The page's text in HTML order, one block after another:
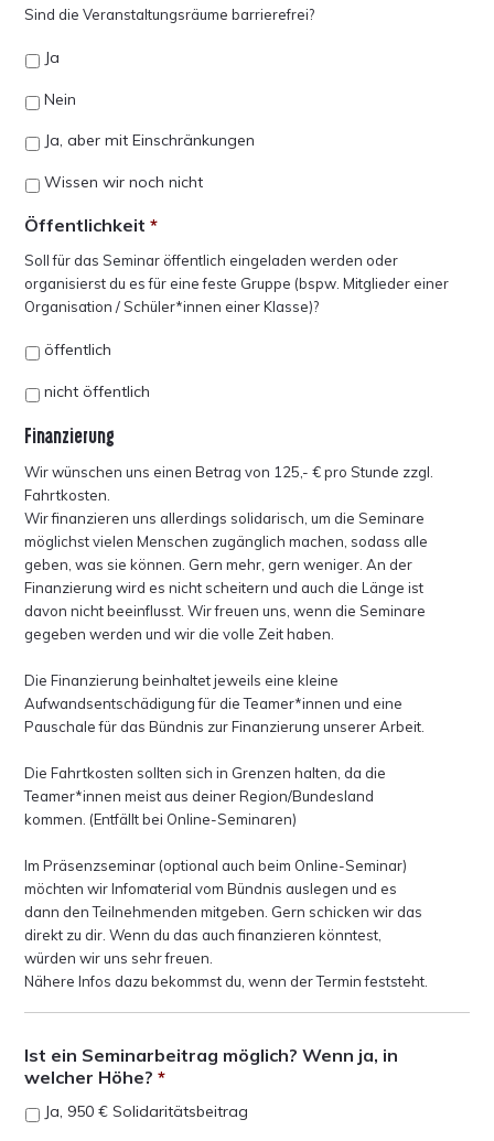
Sind die Veranstaltungsräume barrierefrei?
Ja
Nein
Ja, aber mit Einschränkungen
Wissen wir noch nicht
Öffentlichkeit *
Soll für das Seminar öffentlich eingeladen werden oder
organisierst du es für eine feste Gruppe (bspw. Mitglieder einer
Organisation / Schüler*innen einer Klasse)?
öffentlich
nicht öffentlich
Finanzierung
Wir wünschen uns einen Betrag von 125,- € pro Stunde zzgl.
Fahrtkosten.
Wir finanzieren uns allerdings solidarisch, um die Seminare
möglichst vielen Menschen zugänglich machen, sodass alle
geben, was sie können. Gern mehr, gern weniger. An der
Finanzierung wird es nicht scheitern und auch die Länge ist
davon nicht beeinflusst. Wir freuen uns, wenn die Seminare
gegeben werden und wir die volle Zeit haben.
Die Finanzierung beinhaltet jeweils eine kleine
Aufwandsentschädigung für die Teamer*innen und eine
Pauschale für das Bündnis zur Finanzierung unserer Arbeit.
Die Fahrtkosten sollten sich in Grenzen halten, da die
Teamer*innen meist aus deiner Region/Bundesland
kommen. (Entfällt bei Online-Seminaren)
Im Präsenzseminar (optional auch beim Online-Seminar)
möchten wir Infomaterial vom Bündnis auslegen und es
dann den Teilnehmenden mitgeben. Gern schicken wir das
direkt zu dir. Wenn du das auch finanzieren könntest,
würden wir uns sehr freuen.
Nähere Infos dazu bekommst du, wenn der Termin feststeht.
Ist ein Seminarbeitrag möglich? Wenn ja, in
welcher Höhe? *
Ja, 950 € Solidaritätsbeitrag